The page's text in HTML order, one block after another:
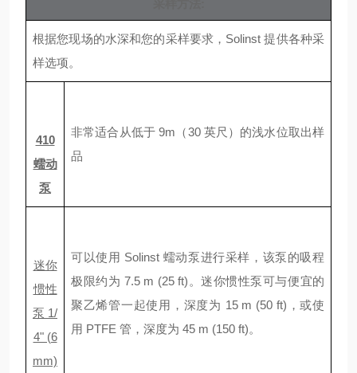
根据您现场的水深和您的采样要求， Solinst提供各种采
样选项。
410
蠕动
泵
非常适合从低于 9m （30 英尺）的浅水位取出样
品
迷你
惯性
泵 1/
4" (6
mm)
可以使用 Solinst 蠕动泵进行采样，该泵的吸程
极限约为 7.5 m (25 ft) 。迷你惯性泵可与便宜的
聚乙烯管一起使用，深度为 15 m (50 ft) ，或使
用 PTFE 管，深度为 45 m (150 ft)。